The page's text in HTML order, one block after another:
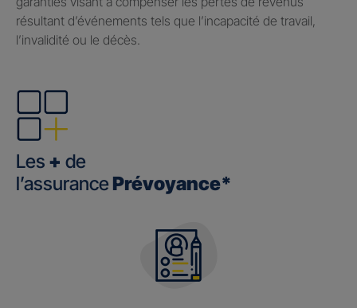
résultant d’événements tels que l’incapacité de travail,
l’invalidité ou le décès.
Les + de
l’assurance Prévoyance*